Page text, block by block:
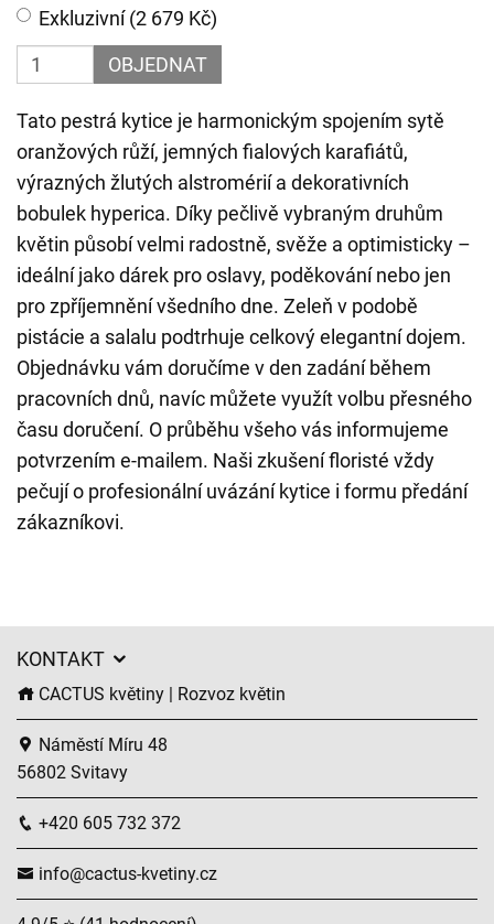
Exkluzivní (2 679 Kč)
OBJEDNAT
Tato pestrá kytice je harmonickým spojením sytě
oranžových růží, jemných fialových karafiátů,
výrazných žlutých alstromérií a dekorativních
bobulek hyperica. Díky pečlivě vybraným druhům
květin působí velmi radostně, svěže a optimisticky –
ideální jako dárek pro oslavy, poděkování nebo jen
pro zpříjemnění všedního dne. Zeleň v podobě
pistácie a salalu podtrhuje celkový elegantní dojem.
Objednávku vám doručíme v den zadání během
pracovních dnů, navíc můžete využít volbu přesného
času doručení. O průběhu všeho vás informujeme
potvrzením e-mailem. Naši zkušení floristé vždy
pečují o profesionální uvázání kytice i formu předání
zákazníkovi.
KONTAKT
CACTUS květiny | Rozvoz květin
Náměstí Míru 48
56802 Svitavy
+420 605 732 372
info@cactus-kvetiny.cz